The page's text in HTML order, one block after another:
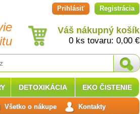
Prihlásiť Registrácia
Váš nákupný košík
0 ks tovaru: 0,00 €
DETOXIKÁCIA EKO ČISTENIE
Všetko o nákupe Kontakty